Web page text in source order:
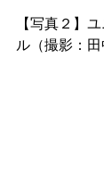
【写真２】
ル（撮影：田